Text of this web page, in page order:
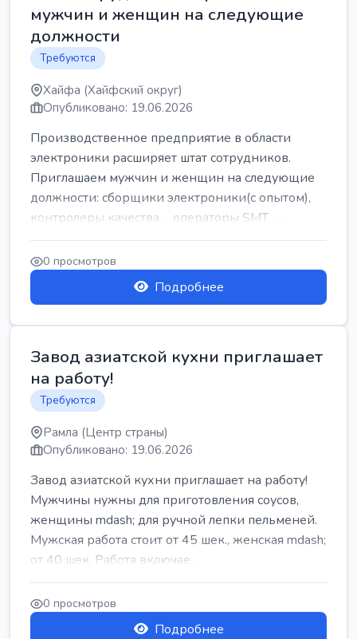
мужчин и женщин на следующие
должности
Требуются
Хайфа (Хайфский округ)
Опубликовано: 19.06.2026
Производственное предприятие в области
электроники расширяет штат сотрудников.
Приглашаем мужчин и женщин на следующие
должности: сборщики электроники(с опытом),
контролеры качества, операторы SMT, ...
0 просмотров
Подробнее
Завод азиатской кухни приглашает
на работу!
Требуются
Рамла (Центр страны)
Опубликовано: 19.06.2026
Завод азиатской кухни приглашает на работу!
Мужчины нужны для приготовления соусов,
женщины mdash; для ручной лепки пельменей.
Мужская работа стоит от 45 шек., женская mdash;
от 40 шек. Работа включае...
0 просмотров
Подробнее